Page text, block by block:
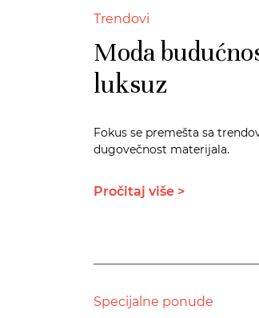
Trendovi
Moda
luksuz
Fokus se premešta sa
dugovečnost materijala.
Pročitaj više >
Specijalne ponude